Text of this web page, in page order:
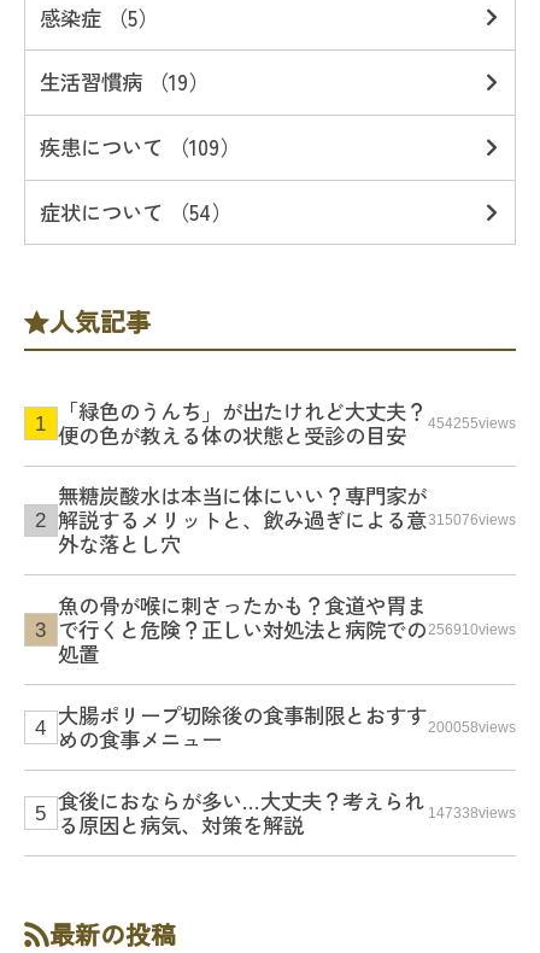
感染症 （5）
生活習慣病 （19）
疾患について （109）
症状について （54）
人気記事
「緑色のうんち」が出たけれど大丈夫？
便の色が教える体の状態と受診の目安
454255views
無糖炭酸水は本当に体にいい？専門家が
解説するメリットと、飲み過ぎによる意
外な落とし穴
315076views
魚の骨が喉に刺さったかも？食道や胃ま
で行くと危険？正しい対処法と病院での
処置
256910views
大腸ポリープ切除後の食事制限とおすす
めの食事メニュー
200058views
食後におならが多い…大丈夫？考えられ
る原因と病気、対策を解説
147338views
最新の投稿